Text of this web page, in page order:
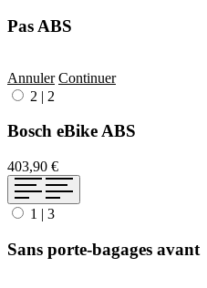
Pas ABS
Annuler Continuer
2 | 2
Bosch eBike ABS
403,90 €
1 | 3
Sans porte-bagages avant